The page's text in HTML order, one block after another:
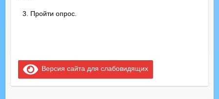
Пройти опрос.
Версия сайта для слабовидящих